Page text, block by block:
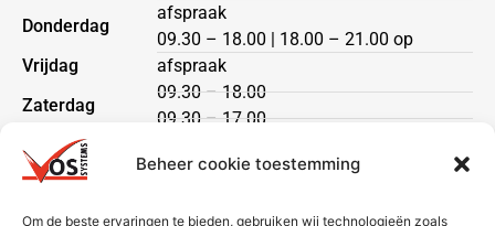
Beheer cookie toestemming
Om de beste ervaringen te bieden, gebruiken wij technologieën zoals
Donderdag
Vrijdag
Zaterdag
Zondag
afspraak
09.30 – 18.00 | 18.00 – 21.00 op
afspraak
09.30 – 18.00
09.30 – 17.00